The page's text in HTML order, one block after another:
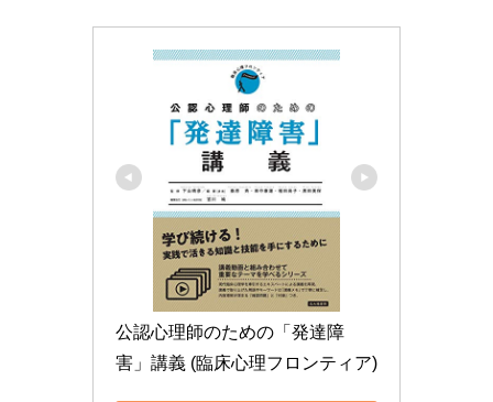
公認心理師のための「発達障
害」講義 (臨床心理フロンティア)